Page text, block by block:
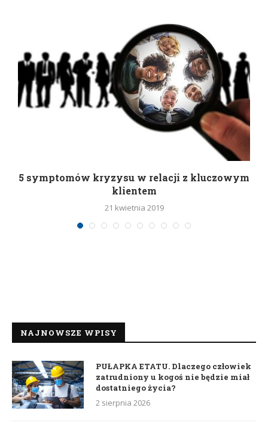
5 symptomów kryzysu w relacji z kluczowym
klientem
21 kwietnia 2019
NAJNOWSZE WPISY
PUŁAPKA ETATU. Dlaczego człowiek
zatrudniony u kogoś nie będzie miał
dostatniego życia?
2 sierpnia 2026